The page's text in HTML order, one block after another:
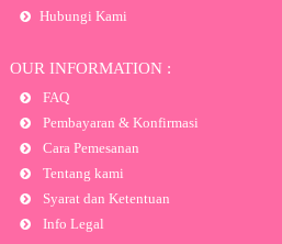
Hubungi Kami
OUR INFORMATION :
FAQ
Pembayaran & Konfirmasi
Cara Pemesanan
Tentang kami
Syarat dan Ketentuan
Info Legal